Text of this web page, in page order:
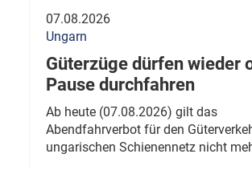
07.08.2026
Ungarn
Güterzüge dürfen wieder
Pause durchfahren
Ab heute (07.08.2026) gilt das
Abendfahrverbot für den
ungarischen Schienennetz nicht